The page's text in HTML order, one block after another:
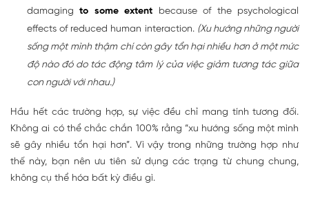
damagingto some extent because of the psychological
effects of reduced human interaction. (Xu hướng những người
sống một mình thậm chí còn gây tổn hại nhiều hơn ở một mức
độ nào đó do tác động tâm lý của việc giảm tương tác giữa
con người với nhau.)
Hầu hết các trường hợp, sự việc đều chỉ mang tính tương đối.
Không ai có thể chắc chắn 100% rằng “xu hướng sống một mình
sẽ gây nhiều tổn hại hơn”. Vì vậy trong những trường hợp như
thế này, bạn nên ưu tiên sử dụng các trạng từ chung chung,
không cụ thể hóa bất kỳ điều gì.